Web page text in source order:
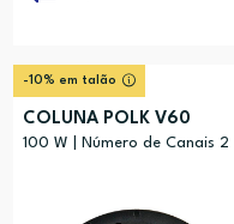
-10% em talão
COLUNA POLK V60
100 W | Número de Canais 2